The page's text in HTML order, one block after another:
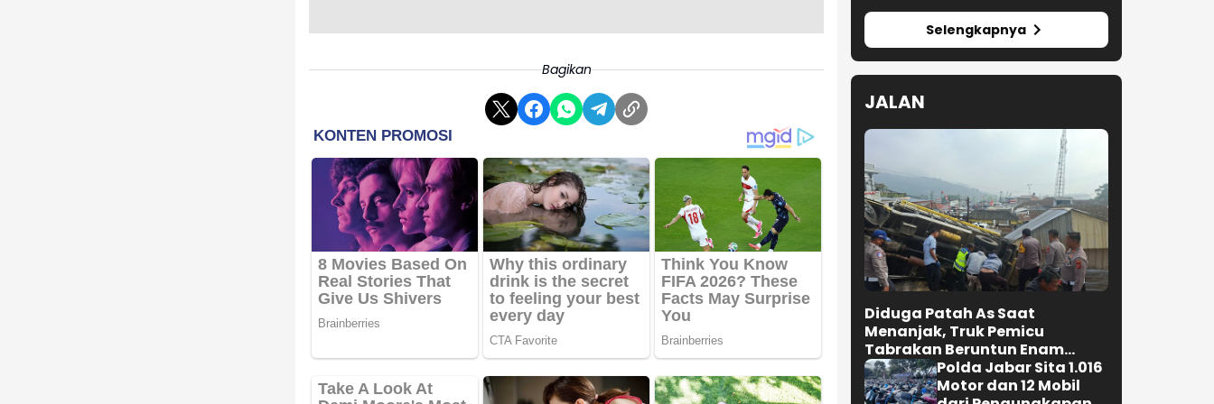
Bagikan
Selengkapnya
JALAN
Diduga Patah As Saat
Menanjak, Truk Pemicu
Tabrakan Beruntun Enam
Kendaraan di Ciwidey
Diselidiki Polisi
Polda Jabar Sita 1.016
Motor dan 12 Mobil